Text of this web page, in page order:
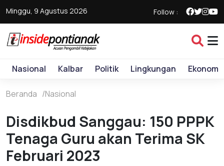
Minggu, 9 Agustus 2026 Follow :
Nasional Kalbar Politik Lingkungan Ekonomi
Beranda Nasional
Disdikbud Sanggau: 150 PPPK
Tenaga Guru akan Terima SK
Februari 2023